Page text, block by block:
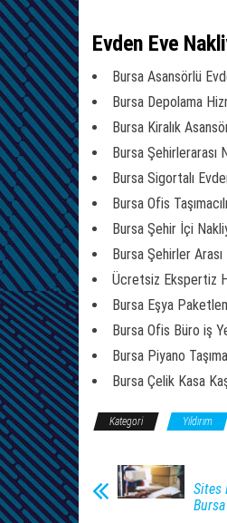
Evden Eve
Bursa Asansörlü
Bursa Depolama
Bursa Kiralık
Bursa Şehirlerarası
Bursa Sigortalı
Bursa Ofis
Bursa Şehir İçi
Bursa Şehirler
Ücretsiz Ekspertiz
Bursa Eşya
Bursa Ofis Büro iş
Bursa Piyano Taşıma
Bursa Çelik Kasa
Kategori Yıldırım
Sites
Bursa